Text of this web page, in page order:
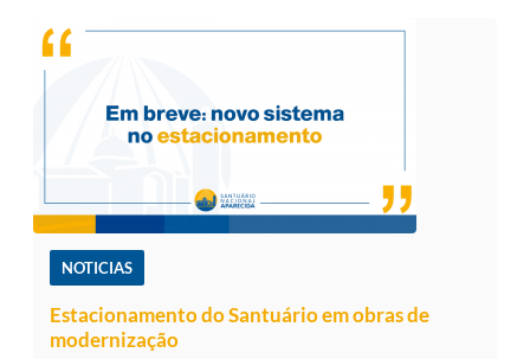
NOTICIAS
Estacionamento do Santuário em obras de
modernização